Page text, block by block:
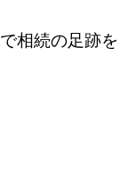
で相続の足跡を